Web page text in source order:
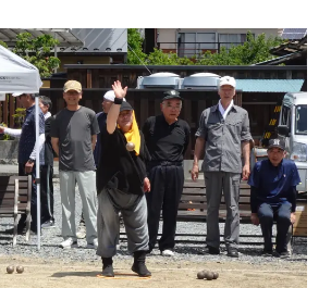
移住をお考えの方へ
お問合せ